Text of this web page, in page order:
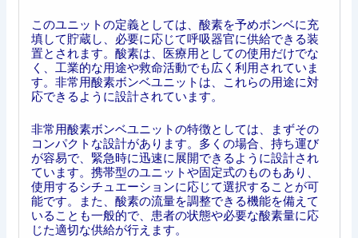
このユニットの定義としては、酸素を予めボンベに充
填して貯蔵し、必要に応じて呼吸器官に供給できる装
置とされます。酸素は、医療用としての使用だけでな
く、工業的な用途や救命活動でも広く利用されていま
す。非常用酸素ボンベユニットは、これらの用途に対
応できるように設計されています。
非常用酸素ボンベユニットの特徴としては、まずその
コンパクトな設計があります。多くの場合、持ち運び
が容易で、緊急時に迅速に展開できるように設計され
ています。携帯型のユニットや固定式のものもあり、
使用するシチュエーションに応じて選択することが可
能です。また、酸素の流量を調整できる機能を備えて
いることも一般的で、患者の状態や必要な酸素量に応
じた適切な供給が行えます。